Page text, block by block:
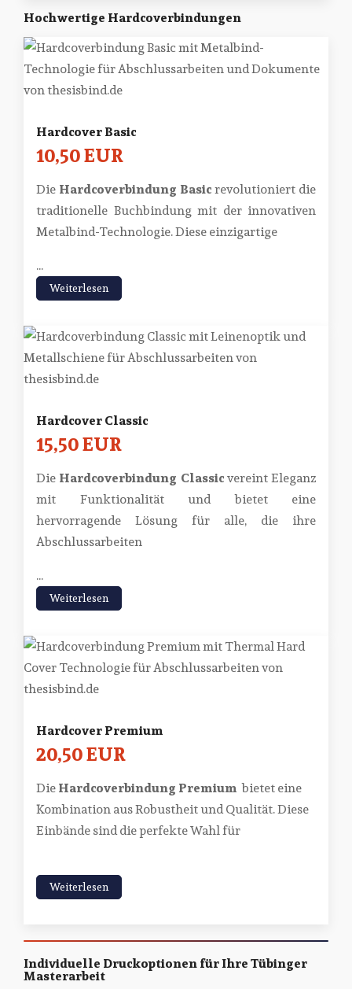
Hochwertige Hardcoverbindungen
Hardcover Basic
10,50 EUR
Die Hardcoverbindung Basicrevolutioniert die
traditionelle Buchbindung mit der innovativen
Metalbind-Technologie. Diese einzigartige
...
Weiterlesen
Hardcover Classic
15,50 EUR
Die Hardcoverbindung Classicvereint Eleganz
mit Funktionalität und bietet eine
hervorragende Lösung für alle, die ihre
Abschlussarbeiten
...
Weiterlesen
Hardcover Premium
20,50 EUR
DieHardcoverbindung Premium bietet eine
Kombination aus Robustheit und Qualität. Diese
Einbände sind die perfekte Wahl für
Weiterlesen
Individuelle Druckoptionen für Ihre Tübinger
Masterarbeit